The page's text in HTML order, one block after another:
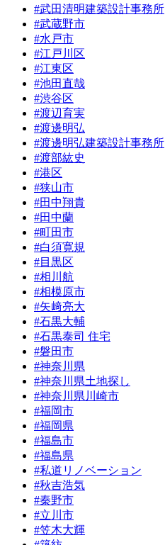
#武田清明建築設計事務所
#武蔵野市
#水戸市
#江戸川区
#江東区
#池田直哉
#渋谷区
#渡辺育実
#渡邊明弘
#渡邊明弘建築設計事務所
#渡部紘史
#港区
#狭山市
#田中翔貴
#田中蘭
#町田市
#白須寛規
#目黒区
#相川航
#相模原市
#矢﨑亮大
#石黒大輔
#石黒泰司 住宅
#磐田市
#神奈川県
#神奈川県土地探し
#神奈川県川崎市
#福岡市
#福岡県
#福島市
#福島県
#私道リノベーション
#秋吉浩気
#秦野市
#立川市
#笠木大輝